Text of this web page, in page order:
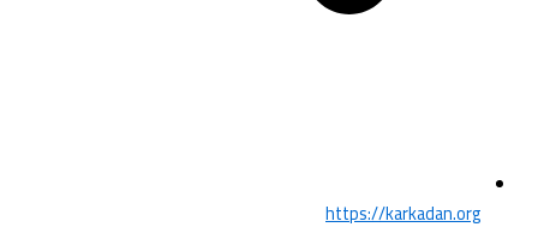
https://karkadan.org